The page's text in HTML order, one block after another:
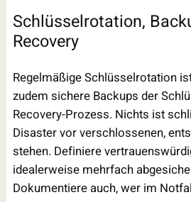
Schlüsselrotation,
Recovery
Regelmäßige Schlüsselrotation
zudem sichere Backups der
Recovery-Prozess. Nichts ist
Disaster vor verschlossenen,
stehen. Definiere
idealerweise mehrfach
Dokumentiere auch, wer im